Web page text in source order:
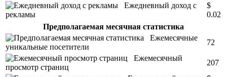
Ежедневный доход с
рекламы
$
0.02
Предполагаемая месячная статистика
Ежемесячные
уникальные посетители
72
Ежемесячный
просмотр страниц
207